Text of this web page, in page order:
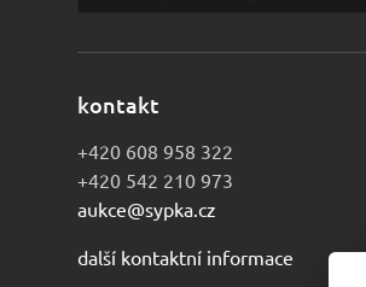
kontakt
+420 608 958 322
+420 542 210 973
aukce@sypka.cz
další kontaktní informace